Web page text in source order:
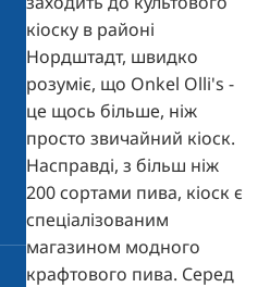
BG
кіоску в районі
Нордштадт, швидко
розуміє, що Onkel Olli's -
це щось більше, ніж
просто звичайний кіоск.
Насправді, з більш ніж
200 сортами пива, кіоск є
спеціалізованим
магазином модного
крафтового пива. Серед